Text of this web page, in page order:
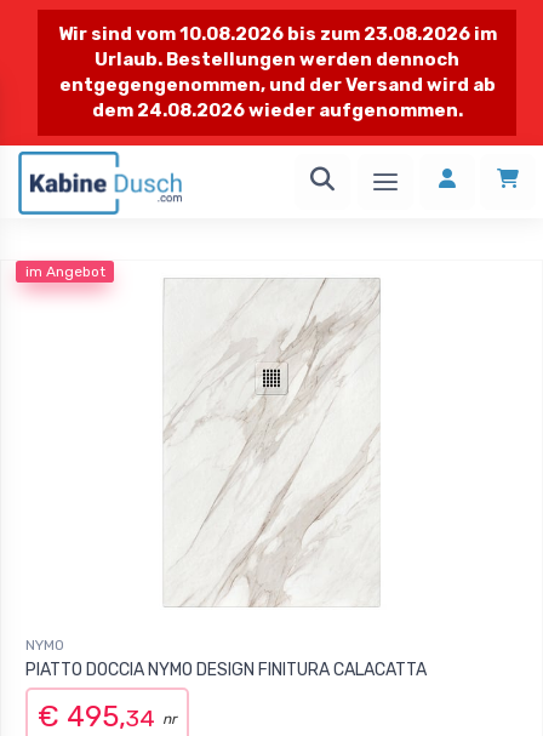
Wir sind vom 10.08.2026 bis zum 23.08.2026 im
Urlaub. Bestellungen werden dennoch
entgegengenommen, und der Versand wird ab
dem 24.08.2026 wieder aufgenommen.
1 / 1
im Angebot
NYMO
PIATTO DOCCIA NYMO DESIGN FINITURA CALACATTA
€ 495,34 nr